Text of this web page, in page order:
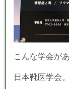
こんな学会が
日本靴医学会。